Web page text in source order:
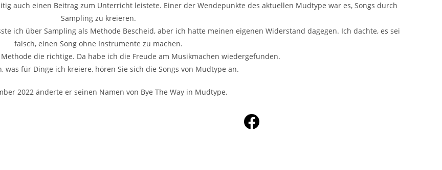
auch einen Beitrag zum Unterricht leistete. Einer der Wendepunkte des aktuellen Mudtype war es, Songs durch
Sampling zu kreieren.
ich über Sampling als Methode Bescheid, aber ich hatte meinen eigenen Widerstand dagegen. Ich dachte, es sei
falsch, einen Song ohne Instrumente zu machen.
die richtige. Da habe ich die Freude am Musikmachen wiedergefunden.
was für Dinge ich kreiere, hören Sie sich die Songs von Mudtype an.
2022 änderte er seinen Namen von Bye The Way in Mudtype.